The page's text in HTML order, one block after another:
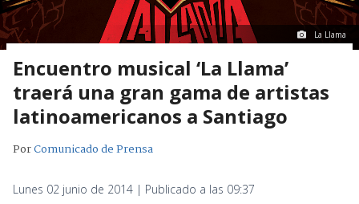
La Llama
Encuentro musical ‘La Llama’
traerá una gran gama de artistas
latinoamericanos a Santiago
PorComunicado de Prensa
Lunes 02 junio de 2014 | Publicado a las 09:37